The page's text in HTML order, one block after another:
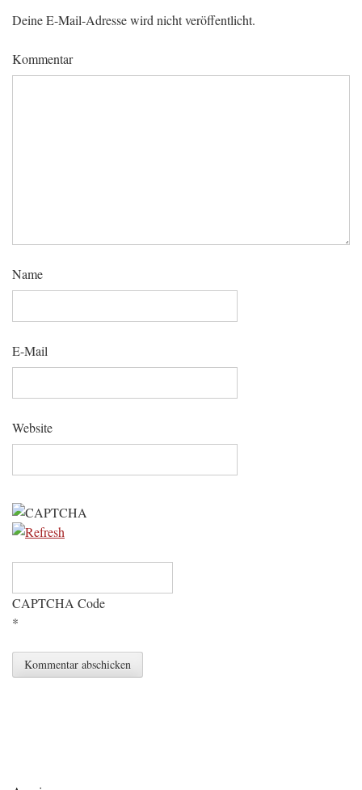
Deine E-Mail-Adresse wird nicht veröffentlicht.
Kommentar
Name
E-Mail
Website
CAPTCHA Code
*